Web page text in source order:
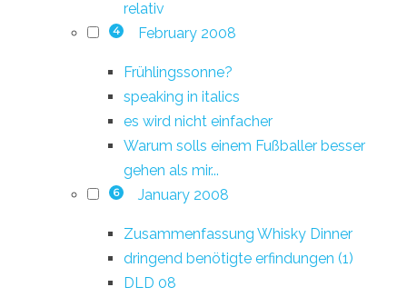
relativ
4 February 2008
Frühlingssonne?
speaking in italics
es wird nicht einfacher
Warum solls einem Fußballer besser
gehen als mir...
6 January 2008
Zusammenfassung Whisky Dinner
dringend benötigte erfindungen (1)
DLD 08